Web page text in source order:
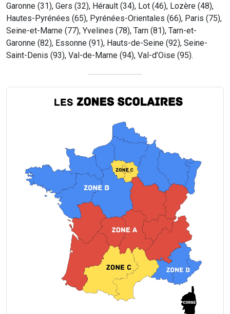
Garonne (31), Gers (32), Hérault (34), Lot (46), Lozère (48),
Hautes-Pyrénées (65), Pyrénées-Orientales (66), Paris (75),
Seine-et-Marne (77), Yvelines (78), Tarn (81), Tarn-et-
Garonne (82), Essonne (91), Hauts-de-Seine (92), Seine-
Saint-Denis (93), Val-de-Marne (94), Val-d’Oise (95).